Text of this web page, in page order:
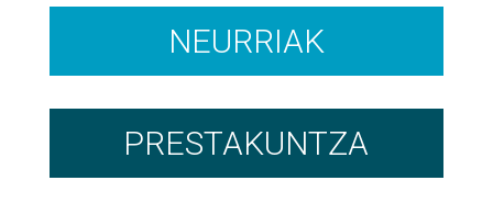
NEURRIAK
PRESTAKUNTZA